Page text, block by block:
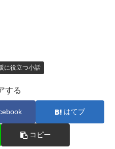
に役立つ小話
する
はてブ
コピー